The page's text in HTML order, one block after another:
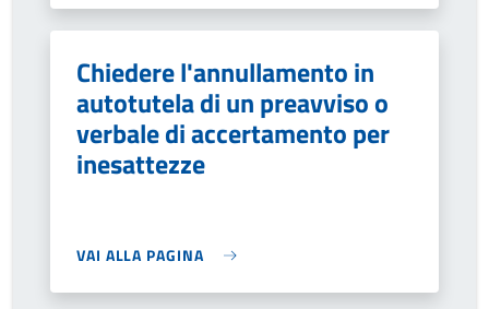
Chiedere l'annullamento in
autotutela di un preavviso o
verbale di accertamento per
inesattezze
VAI ALLA PAGINA